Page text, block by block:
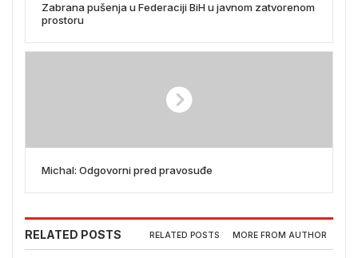
Zabrana pušenja u Federaciji BiH u javnom zatvorenom
prostoru
Michal: Odgovorni pred pravosuđe
RELATED POSTS RELATED POSTS MORE FROM AUTHOR